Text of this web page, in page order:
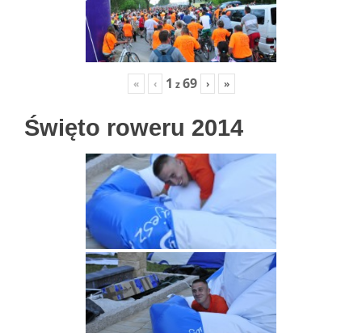
« ‹ 1 z69 › »
Święto roweru 2014